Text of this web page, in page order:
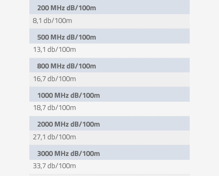
200 MHz dB/100m
8,1 db/100m
500 MHz dB/100m
13,1 db/100m
800 MHz dB/100m
16,7 db/100m
1000 MHz dB/100m
18,7 db/100m
2000 MHz dB/100m
27,1 db/100m
3000 MHz dB/100m
33,7 db/100m